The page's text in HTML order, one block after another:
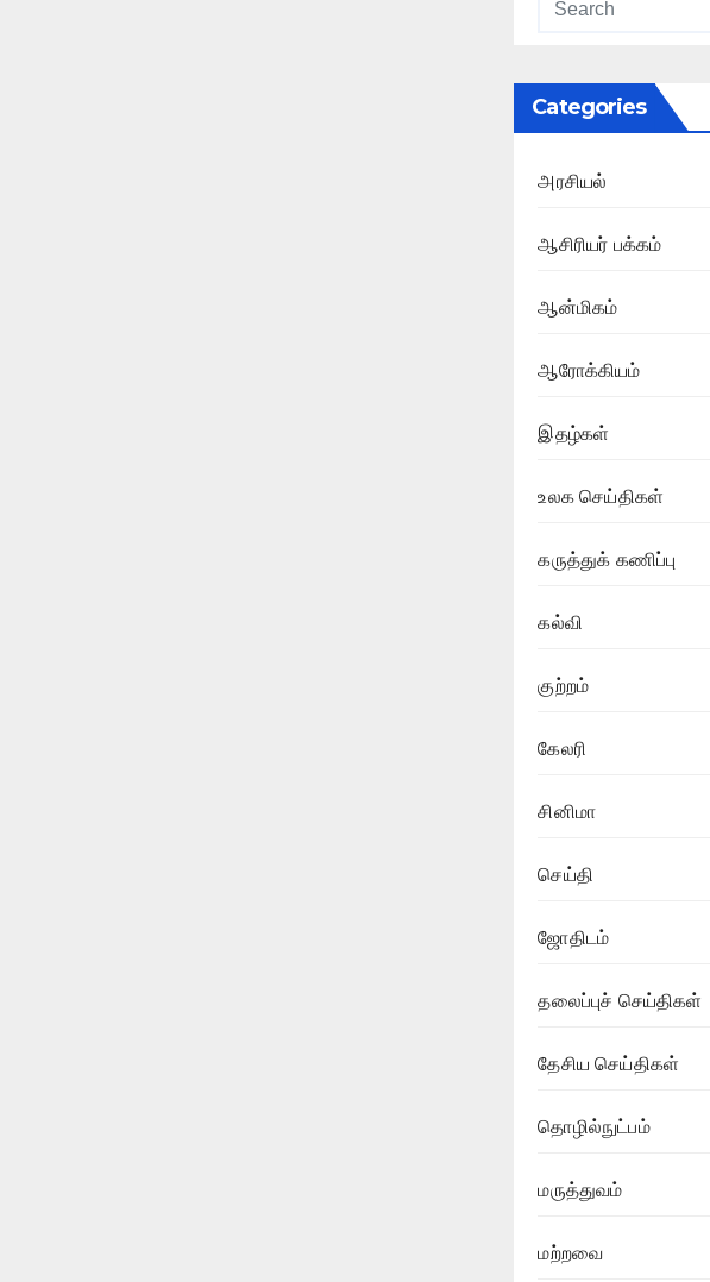
Categories
அரசியல்
ஆசிரியர் பக்கம்
ஆன்மிகம்
ஆரோக்கியம்
இதழ்கள்
உலக செய்திகள்
கருத்துக் கணிப்பு
கல்வி
குற்றம்
கேலரி
சினிமா
செய்தி
ஜோதிடம்
தலைப்புச் செய்திகள்
தேசிய செய்திகள்
தொழில்நுட்பம்
மருத்துவம்
மற்றவை